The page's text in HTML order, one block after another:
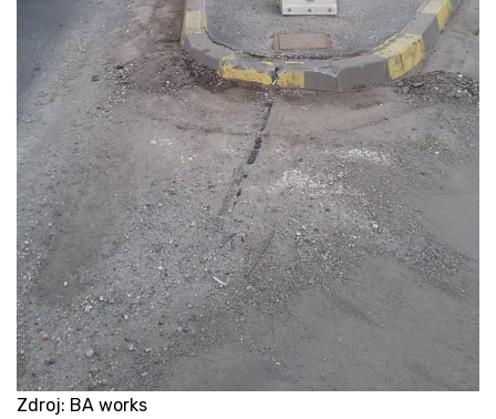
Zdroj: BA works